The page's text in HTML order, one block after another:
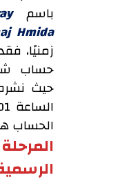
باسم
Hmida
زمنيًا،
حساب
الحساب